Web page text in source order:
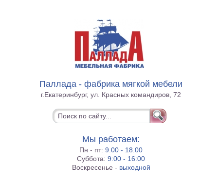
Паллада - фабрика мягкой мебели
г.Екатеринбург, ул. Красных командиров, 72
Мы работаем:
Пн - пт:9.00 - 18.00
Суббота:9:00 - 16:00
Воскресенье - выходной